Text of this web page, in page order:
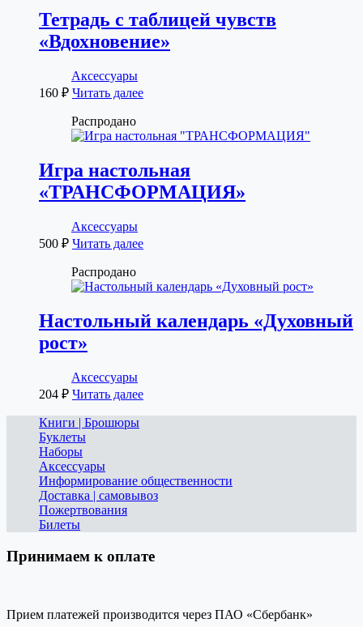
Тетрадь с таблицей чувств
«Вдохновение»
Аксессуары
160 ₽ Читать далее
Распродано
Игра настольная
«ТРАНСФОРМАЦИЯ»
Аксессуары
500 ₽ Читать далее
Распродано
Настольный календарь «Духовный
рост»
Аксессуары
204 ₽ Читать далее
Книги | Брошюры
Буклеты
Наборы
Аксессуары
Информирование общественности
Доставка | самовывоз
Пожертвования
Билеты
Принимаем к оплате
Прием платежей производится через ПАО «Сбербанк»